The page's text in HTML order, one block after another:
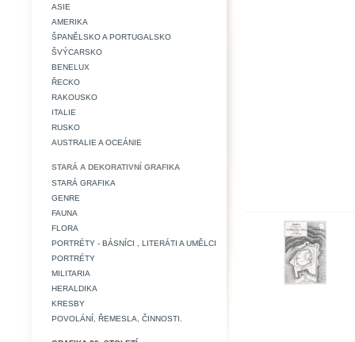
ASIE
AMERIKA
ŠPANĚLSKO A PORTUGALSKO
ŠVÝCARSKO
BENELUX
ŘECKO
RAKOUSKO
ITALIE
RUSKO
AUSTRALIE A OCEÁNIE
STARÁ A DEKORATIVNÍ GRAFIKA
STARÁ GRAFIKA
GENRE
FAUNA
FLORA
PORTRÉTY - BÁSNÍCI , LITERÁTI A UMĚLCI
PORTRÉTY
MILITARIA
HERALDIKA
KRESBY
POVOLÁNÍ, ŘEMESLA, ČINNOSTI.